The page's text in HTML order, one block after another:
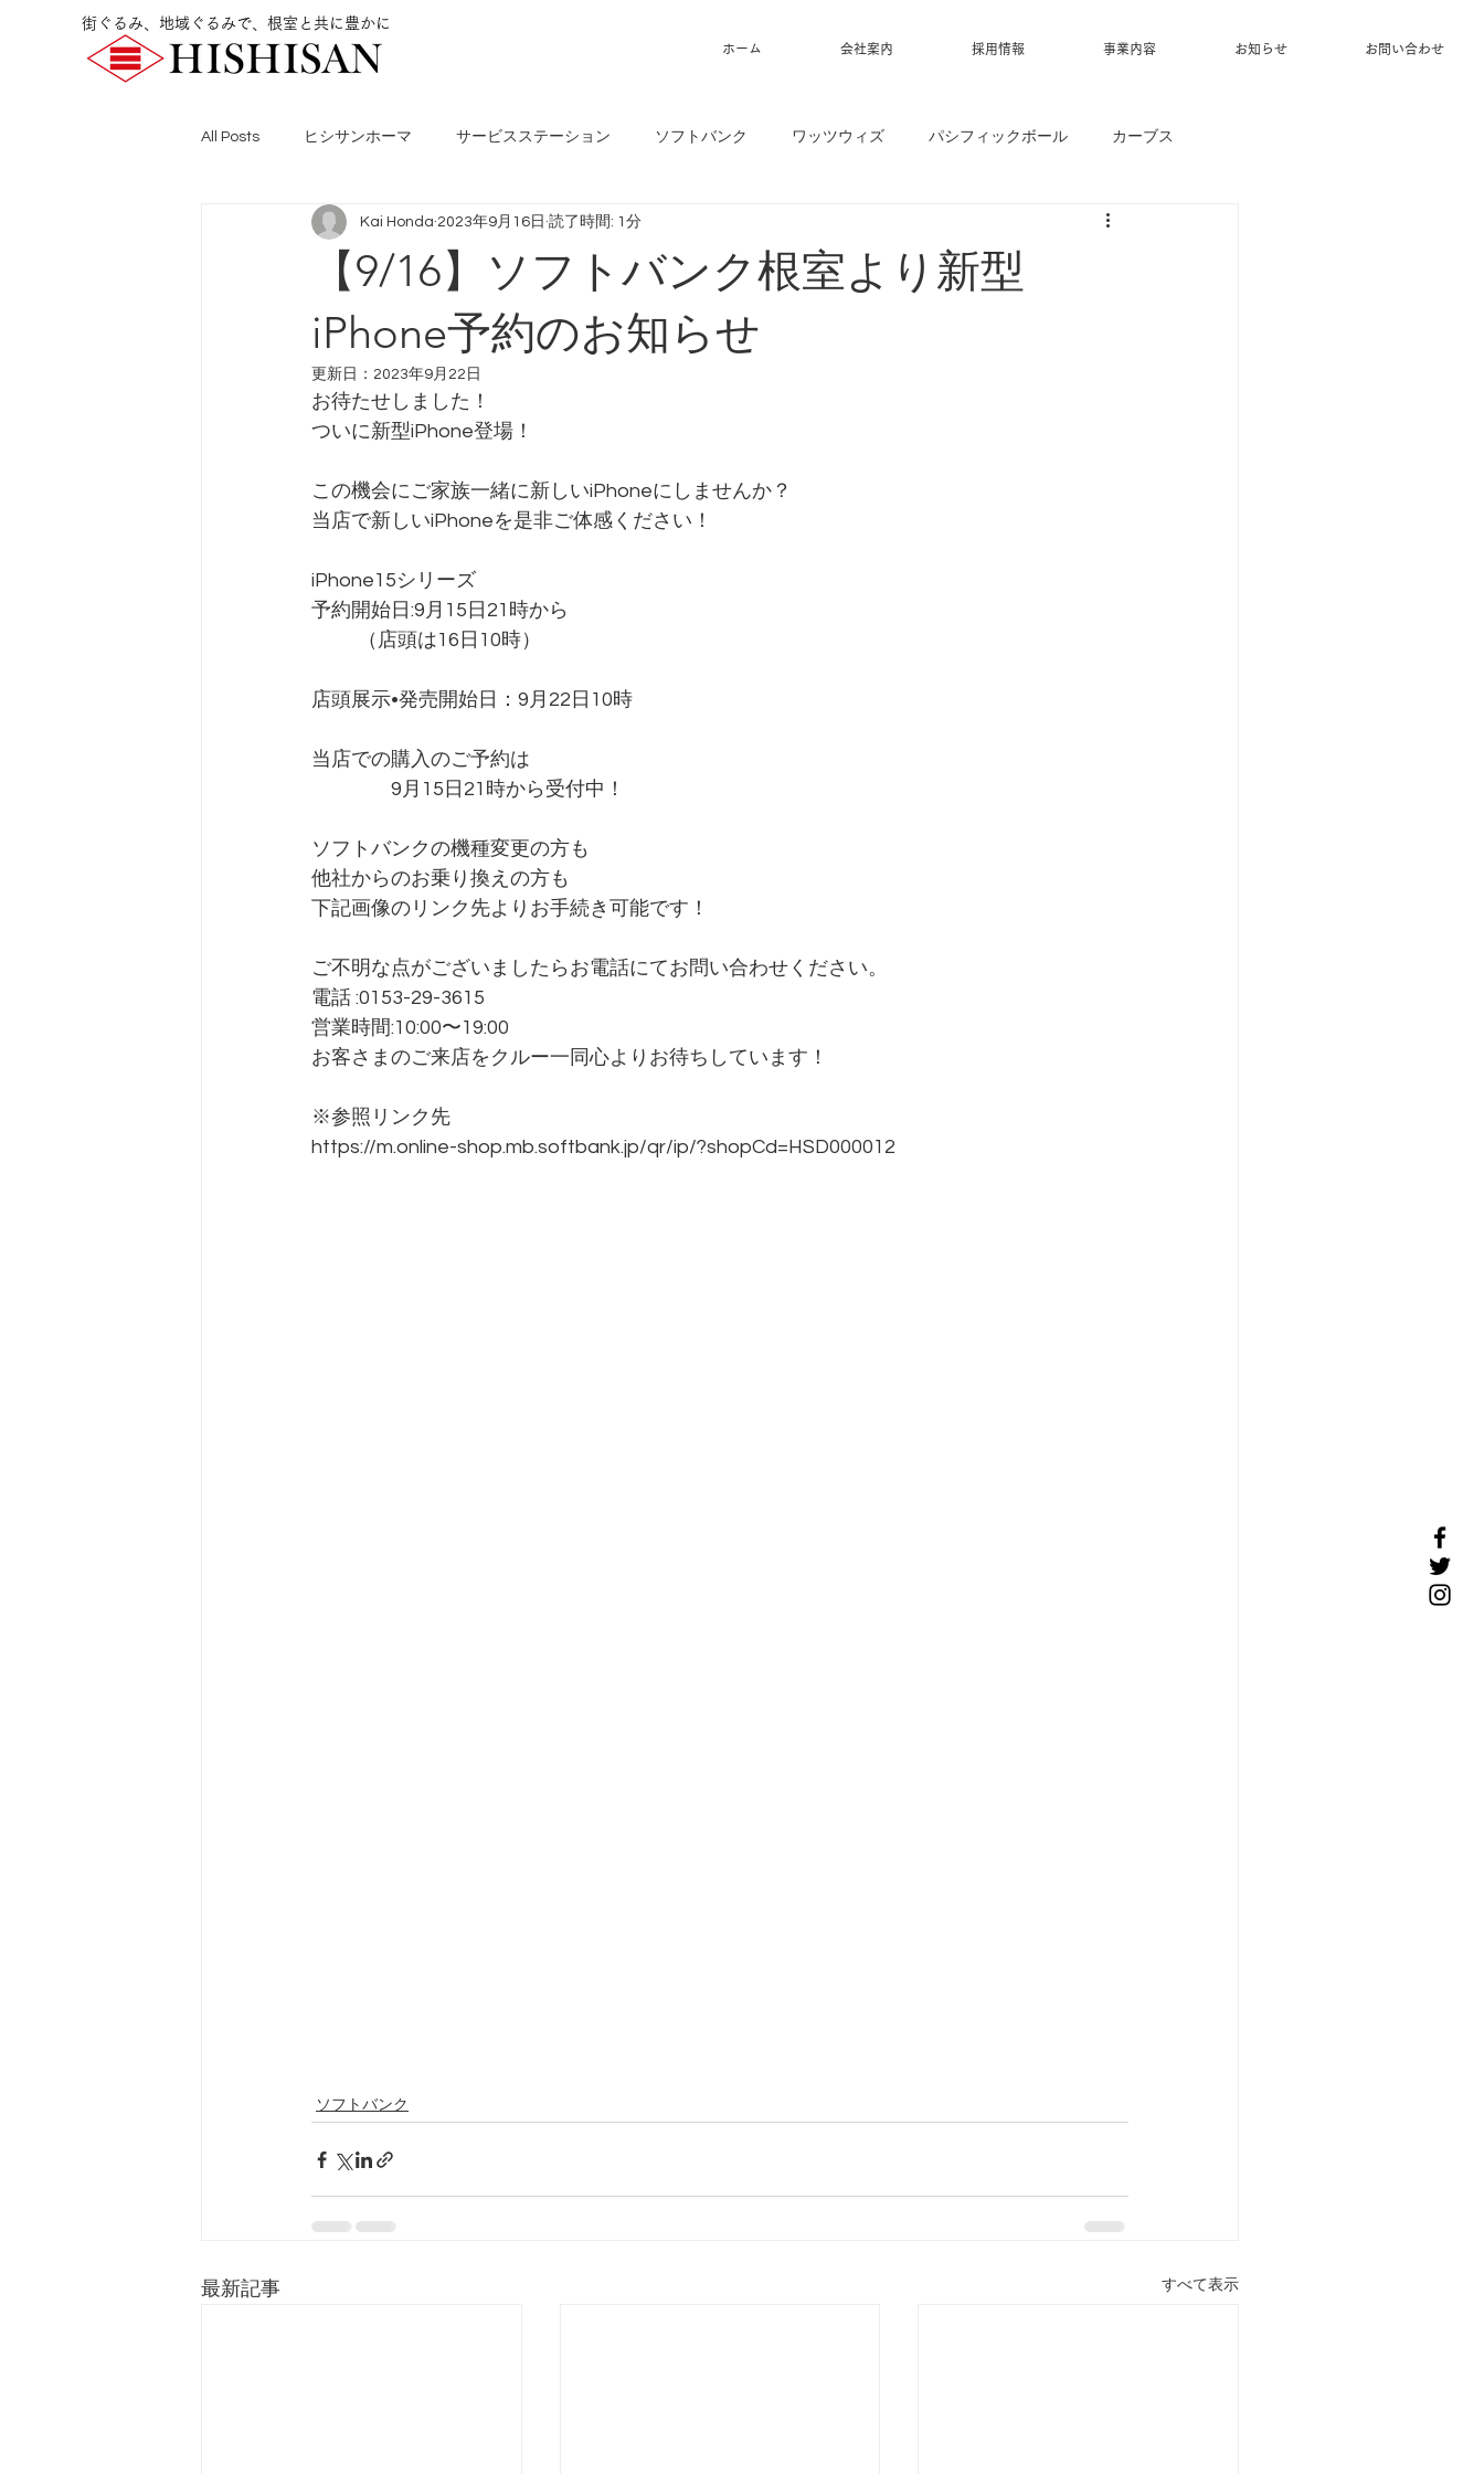
街ぐるみ、地域ぐるみで、根室と共に豊かに
ホーム 会社案内 採用情報 事業内容 お知らせ お問い合わせ
All Posts ヒシサンホーマ サービスステーション ソフトバンク ワッツウィズ パシフィックボール カーブス
【9/16】ソフトバンク根室より新型
iPhone予約のお知らせ
Kai Honda 2023年9月16日 読了時間: 1分
更新日： 2023年9月22日
お待たせしました！
ついに新型iPhone登場！
この機会にご家族一緒に新しいiPhoneにしませんか？
当店で新しいiPhoneを是非ご体感ください！
iPhone15シリーズ
予約開始日:9月15日21時から
（店頭は16日10時）
店頭展示•発売開始日：9月22日10時
当店での購入のご予約は
9月15日21時から受付中！
ソフトバンクの機種変更の方も
他社からのお乗り換えの方も
下記画像のリンク先よりお手続き可能です！
ご不明な点がございましたらお電話にてお問い合わせください。
電話 :0153-29-3615
営業時間:10:00〜19:00
お客さまのご来店をクルー一同心よりお待ちしています！
※参照リンク先
https://m.online-shop.mb.softbank.jp/qr/ip/?shopCd=HSD000012
ソフトバンク
最新記事 すべて表示